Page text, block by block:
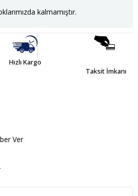
kalmamıştır.
Hızlı Kargo
Taksit İmkanı
Ver